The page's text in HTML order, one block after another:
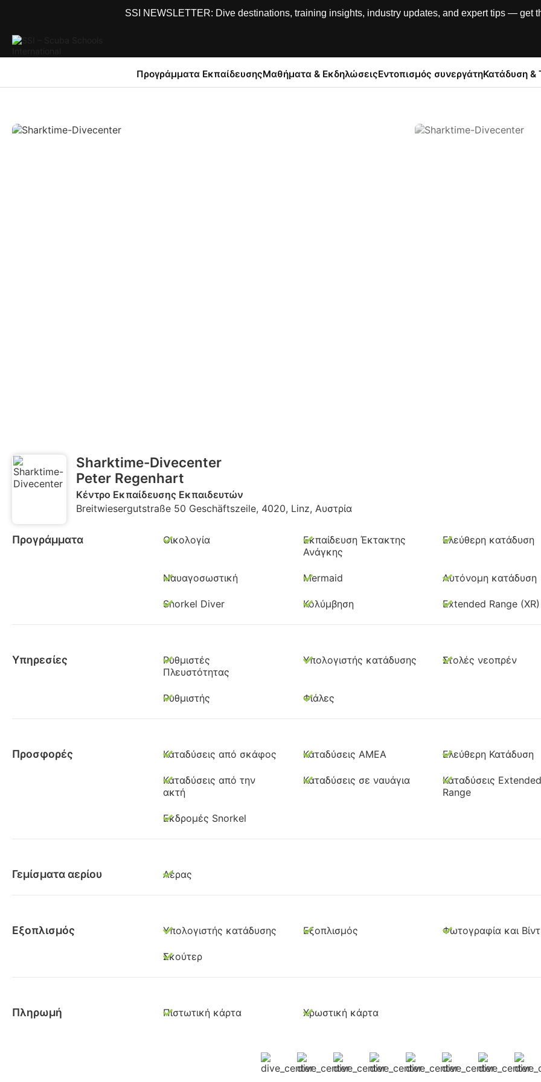
SSI NEWSLETTER: Dive destinations, training insights, industry updates, and expert tips — get
Προγράμματα ΕκπαίδευσηςΜαθήματα & ΕκδηλώσειςΕντοπισμός συνεργάτηΚατάδυση &
Sharktime-Divecenter
Peter Regenhart
Κέντρο Εκπαίδευσης Εκπαιδευτών
Breitwiesergutstraße 50 Geschäftszeile, 4020, Linz, Αυστρία
Προγράμματα Οικολογία
Εκπαίδευση Έκτακτης
Ανάγκης
Ελεύθερη κατάδυση
Ναυαγοσωστική Mermaid Αυτόνομη κατάδυση
Snorkel Diver Κολύμβηση Extended Range (XR)
Υπηρεσίες
Ρυθμιστές
Πλευστότητας
Υπολογιστής κατάδυσης Στολές νεοπρέν
Ρυθμιστής Φιάλες
Προσφορές Καταδύσεις από σκάφος Καταδύσεις ΑΜΕΑ Ελεύθερη Κατάδυση
Καταδύσεις από την
ακτή
Καταδύσεις σε ναυάγια
Καταδύσεις
Range
Εκδρομές Snorkel
Γεμίσματα αερίου Αέρας
Εξοπλισμός Υπολογιστής κατάδυσης Εξοπλισμός Φωτογραφία και
Σκούτερ
Πληρωμή Πιστωτική κάρτα Χρωστική κάρτα